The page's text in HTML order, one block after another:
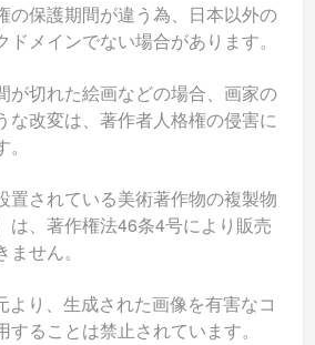
の保護期間が違う為、日本以外の
メインでない場合があります。
が切れた絵画などの場合、画家の
な改変は、著作者人格権の侵害に
置されている美術著作物の複製物
は、著作権法46条4号により販売
せん。
より、生成された画像を有害なコ
ることは禁止されています。